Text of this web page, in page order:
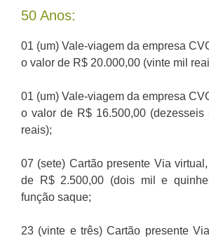
50 Anos:
01 (um) Vale-viagem da empresa
o valor de R$ 20.000,00 (vinte mil
01 (um) Vale-viagem da empresa
o valor de R$ 16.500,00 (dezesseis
reais);
07 (sete) Cartão presente Via
de R$ 2.500,00 (dois mil e
função saque;
23 (vinte e três) Cartão presente